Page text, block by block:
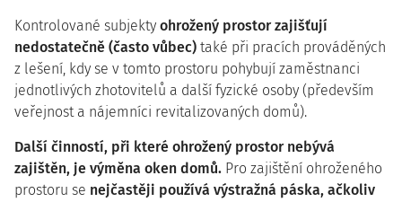
Kontrolované subjekty ohrožený prostor zajišťují
nedostatečně (často vůbec) také při pracích prováděných
z lešení, kdy se v tomto prostoru pohybují zaměstnanci
jednotlivých zhotovitelů a další fyzické osoby (především
veřejnost a nájemníci revitalizovaných domů).
Další činností, při které ohrožený prostor nebývá
zajištěn, je výměna oken domů. Pro zajištění ohroženého
prostoru se nejčastěji používá výstražná páska, ačkoliv